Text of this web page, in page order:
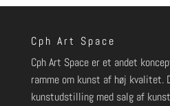
Cph Art Space
Cph Art Space er et andet
ramme om kunst af høj kvalitet.
kunstudstilling med salg af